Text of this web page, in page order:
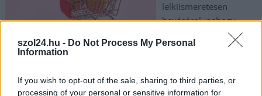
szol24.hu - Do Not Process My Personal
Information
If you wish to opt-out of the sale, sharing to third parties, or
processing of your personal or sensitive information for
lelkiismeretesen
bevásárol, nehogy
veszélybe kerüljön az
ünnepi fogások
pedig rutinból mindent az utolsó pillanatra hagy. Mutatjuk
hogyan alakulnak a nagyobb üzletek nyitvatartásai az idei